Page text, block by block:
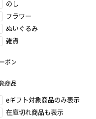
のし
フラワー
ぬいぐるみ
雑貨
ポン
商品
eギフト対象商品のみ表示
在庫切れ商品も表示